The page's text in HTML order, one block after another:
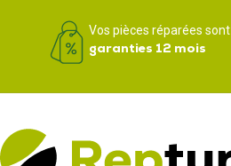
Vos pièces réparées sont
garanties 12 mois